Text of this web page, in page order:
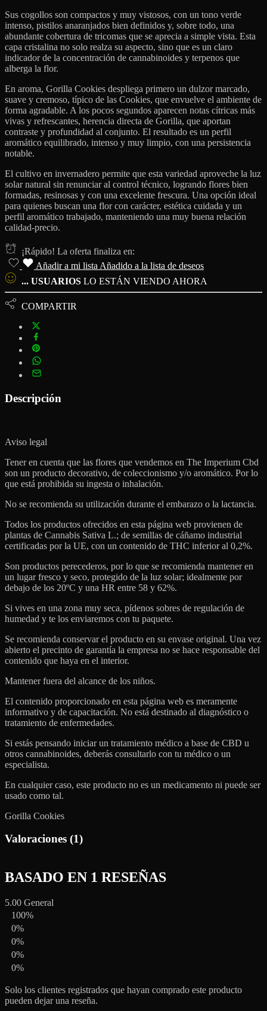
Sus cogollos son compactos y muy vistosos, con un tono verde
intenso, pistilos anaranjados bien definidos y, sobre todo, una
abundante cobertura de tricomas que se aprecia a simple vista. Esta
capa cristalina no solo realza su aspecto, sino que es un claro
indicador de la concentración de cannabinoides y terpenos que
alberga la flor.
En aroma, Gorilla Cookies despliega primero un dulzor marcado,
suave y cremoso, típico de las Cookies, que envuelve el ambiente de
forma agradable. A los pocos segundos aparecen notas cítricas más
vivas y refrescantes, herencia directa de Gorilla, que aportan
contraste y profundidad al conjunto. El resultado es un perfil
aromático equilibrado, intenso y muy limpio, con una persistencia
notable.
El cultivo en invernadero permite que esta variedad aproveche la luz
solar natural sin renunciar al control técnico, logrando flores bien
formadas, resinosas y con una excelente frescura. Una opción ideal
para quienes buscan una flor con carácter, estética cuidada y un
perfil aromático trabajado, manteniendo una muy buena relación
calidad-precio.
¡Rápido! La oferta finaliza en:
Añadir a mi lista Añadido a la lista de deseos
... USUARIOS LO ESTÁN VIENDO AHORA
COMPARTIR
Descripción
Aviso legal
Tener en cuenta que las flores que vendemos en The Imperium Cbd
son un producto decorativo, de coleccionismo y/o aromático. Por lo
que está prohibida su ingesta o inhalación.
No se recomienda su utilización durante el embarazo o la lactancia.
Todos los productos ofrecidos en esta página web provienen de
plantas de Cannabis Sativa L.; de semillas de cáñamo industrial
certificadas por la UE, con un contenido de THC inferior al 0,2%.
Son productos perecederos, por lo que se recomienda mantener en
un lugar fresco y seco, protegido de la luz solar; idealmente por
debajo de los 20ºC y una HR entre 58 y 62%.
Si vives en una zona muy seca, pídenos sobres de regulación de
humedad y te los enviaremos con tu paquete.
Se recomienda conservar el producto en su envase original. Una vez
abierto el precinto de garantía la empresa no se hace responsable del
contenido que haya en el interior.
Mantener fuera del alcance de los niños.
El contenido proporcionado en esta página web es meramente
informativo y de capacitación. No está destinado al diagnóstico o
tratamiento de enfermedades.
Si estás pensando iniciar un tratamiento médico a base de CBD u
otros cannabinoides, deberás consultarlo con tu médico o un
especialista.
En cualquier caso, este producto no es un medicamento ni puede ser
usado como tal.
Gorilla Cookies
Valoraciones (1)
BASADO EN 1 RESEÑAS
5.00 General
100%
0%
0%
0%
0%
Solo los clientes registrados que hayan comprado este producto
pueden dejar una reseña.